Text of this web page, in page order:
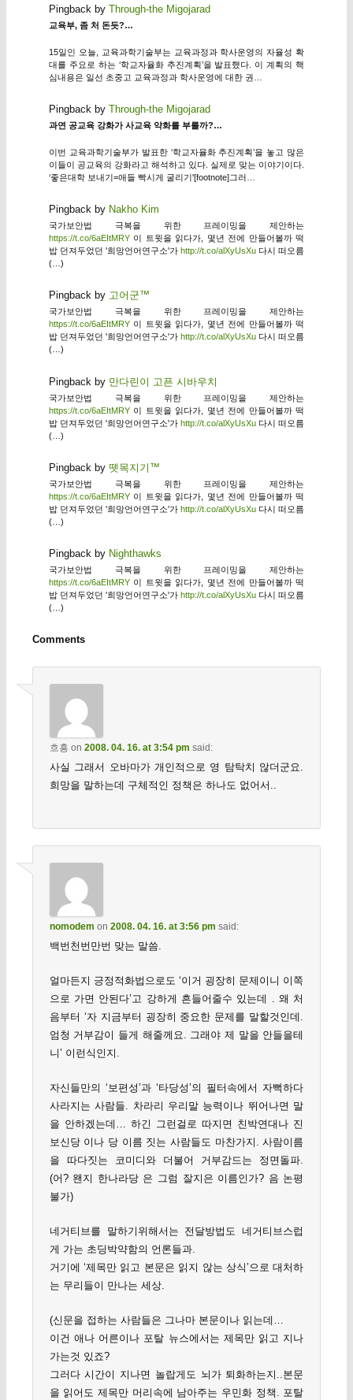
Pingback by Through-the Migojarad
교육부, 좀 처 돈듯?…
15일인 오늘, 교육과학기술부는 교육과정과 학사운영의 자율성 확
대를 주요로 하는 ‘학교자율화 추진계획’을 발표했다. 이 계획의 핵
심내용은 일선 초중고 교육과정과 학사운영에 대한 권…
Pingback by Through-the Migojarad
과연 공교육 강화가 사교육 약화를 부를까?…
이번 교육과학기술부가 발표한 ‘학교자율화 추진계획’을 놓고 많은
이들이 공교육의 강화라고 해석하고 있다. 실제로 맞는 이야기이다.
‘좋은대학 보내기=애들 빡시게 굴리기'[footnote]그러…
Pingback by Nakho Kim
국가보안법 극복을 위한 프레이밍을 제안하는
https://t.co/6aEItMRY이 트윗을 읽다가, 몇년 전에 만들어볼까 떡
밥 던져두었던 '희망언어연구소'가 http://t.co/alXyUsXu 다시 떠오름
(…)
Pingback by 고어군™
국가보안법 극복을 위한 프레이밍을 제안하는
https://t.co/6aEItMRY이 트윗을 읽다가, 몇년 전에 만들어볼까 떡
밥 던져두었던 '희망언어연구소'가 http://t.co/alXyUsXu 다시 떠오름
(…)
Pingback by 만다린이 고픈 시바우치
국가보안법 극복을 위한 프레이밍을 제안하는
https://t.co/6aEItMRY이 트윗을 읽다가, 몇년 전에 만들어볼까 떡
밥 던져두었던 '희망언어연구소'가http://t.co/alXyUsXu 다시 떠오름
(…)
Pingback by 뗏목지기™
국가보안법 극복을 위한 프레이밍을 제안하는
https://t.co/6aEItMRY이 트윗을 읽다가, 몇년 전에 만들어볼까 떡
밥 던져두었던 '희망언어연구소'가http://t.co/alXyUsXu 다시 떠오름
(…)
Pingback by Nighthawks
국가보안법 극복을 위한 프레이밍을 제안하는
https://t.co/6aEItMRY이 트윗을 읽다가, 몇년 전에 만들어볼까 떡
밥 던져두었던 '희망언어연구소'가 http://t.co/alXyUsXu 다시 떠오름
(…)
Comments
흐흥 on 2008. 04. 16. at 3:54 pm said:
사실 그래서 오바마가 개인적으로 영 탐탁치 않더군요.
희망을 말하는데 구체적인 정책은 하나도 없어서..
nomodem on 2008. 04. 16. at 3:56 pm said:
백번천번만번 맞는 말씀.
얼마든지 긍정적화법으로도 ‘이거 굉장히 문제이니 이쪽
으로 가면 안된다’고 강하게 흔들어줄수 있는데 . 왜 처
음부터 ‘자 지금부터 굉장히 중요한 문제를 말할것인데.
엄청 거부감이 들게 해줄께요. 그래야 제 말을 안들을테
니’ 이런식인지.
자신들만의 ‘보편성’과 ‘타당성’의 필터속에서 자뻑하다
사라지는 사람들. 차라리 우리말 능력이나 뛰어나면 말
을 안하겠는데… 하긴 그런걸로 따지면 친박연대나 진
보신당 이나 당 이름 짓는 사람들도 마찬가지. 사람이름
을 따다짓는 코미디와 더불어 거부감드는 정면돌파.
(어? 왠지 한나라당 은 그럼 잘지은 이름인가? 음 논평
불가)
네거티브를 말하기위해서는 전달방법도 네거티브스럽
게 가는 초딩박약함의 언론들과.
거기에 ‘제목만 읽고 본문은 읽지 않는 상식’으로 대처하
는 무리들이 만나는 세상.
(신문을 접하는 사람들은 그나마 본문이나 읽는데…
이건 애나 어른이나 포탈 뉴스에서는 제목만 읽고 지나
가는것 있죠?
그러다 시간이 지나면 놀랍게도 뇌가 퇴화하는지..본문
을 읽어도 제목만 머리속에 남아주는 우민화 정책. 포탈